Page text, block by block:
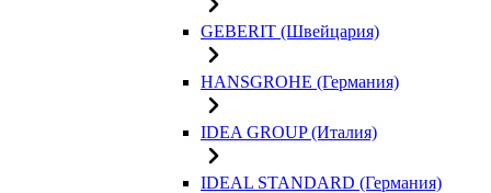
GEBERIT (Швейцария)
HANSGROHE (Германия)
IDEA GROUP (Италия)
IDEAL STANDARD (Германия)